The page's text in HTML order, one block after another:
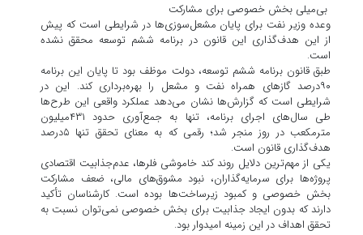
بی‌میلی بخش خصوصی برای مشارکت
وعده وزیر نفت برای پایان مشعل‌سوزی‌ها در شرایطی است که پیش
از این هدف‌گذاری این قانون در برنامه ششم توسعه محقق نشده
است.
طبق قانون برنامه ششم توسعه، دولت موظف بود تا پایان این برنامه
۹۰‌درصد گاز‌های همراه نفت و مشعل را بهره‌برداری کند. این در
شرایطی است که گزارش‌ها نشان می‌دهد عملکرد واقعی این طرح‌ها
طی سال‌های اجرای برنامه، تنها به جمع‌آوری حدود ۴۳۱میلیون
مترمکعب در روز منجر شد؛ رقمی که به معنای تحقق تنها ۵‌درصد
هدف‌گذاری قانون است.
یکی از مهم‌ترین دلایل روند کند خاموشی فلرها، عدم‌جذابیت اقتصادی
پروژه‌ها برای سرمایه‌گذاران، نبود مشوق‌های مالی، ضعف مشارکت
بخش خصوصی و کمبود زیرساخت‌ها بوده است. کارشناسان تأکید
دارند که بدون ایجاد جذابیت برای بخش خصوصی نمی‌توان نسبت به
تحقق اهداف در این زمینه امیدوار بود.